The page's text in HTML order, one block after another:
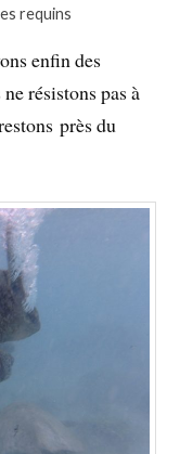
requins
enfin des
résistons pas à
près du